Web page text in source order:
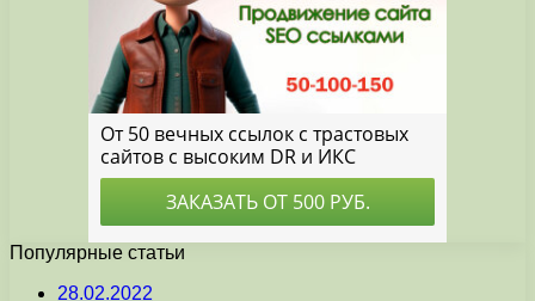
Популярные статьи
28.02.2022